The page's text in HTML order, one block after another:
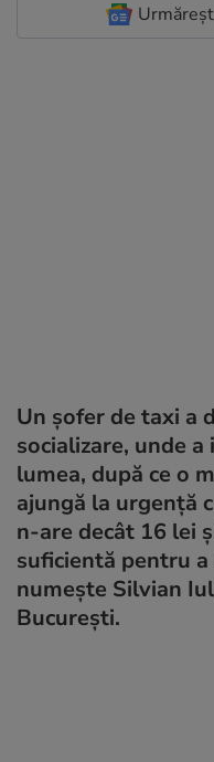
Un șofer de taxi a
socializare, unde
lumea, după ce o
ajungă la urgență
n-are decât 16 lei
suficientă pentru
numește Silvian
București.